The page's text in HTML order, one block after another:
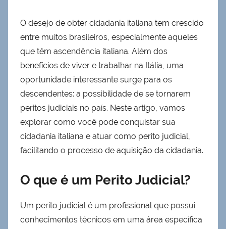
O desejo de obter cidadania italiana tem crescido
entre muitos brasileiros, especialmente aqueles
que têm ascendência italiana. Além dos
benefícios de viver e trabalhar na Itália, uma
oportunidade interessante surge para os
descendentes: a possibilidade de se tornarem
peritos judiciais no país. Neste artigo, vamos
explorar como você pode conquistar sua
cidadania italiana e atuar como perito judicial,
facilitando o processo de aquisição da cidadania.
O que é um Perito Judicial?
Um perito judicial é um profissional que possui
conhecimentos técnicos em uma área específica